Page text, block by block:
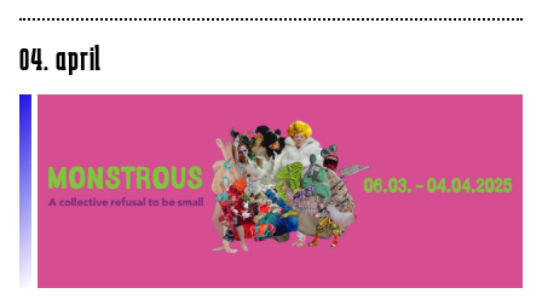
04. april